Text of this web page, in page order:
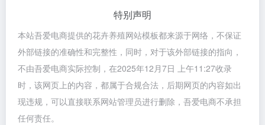
特别声明
本站吾爱电商提供的花卉养殖网站模板都来源于网络，不保证
外部链接的准确性和完整性，同时，对于该外部链接的指向，
不由吾爱电商实际控制，在2025年12月7日 上午11:27收录
时，该网页上的内容，都属于合规合法，后期网页的内容如出
现违规，可以直接联系网站管理员进行删除，吾爱电商不承担
任何责任。